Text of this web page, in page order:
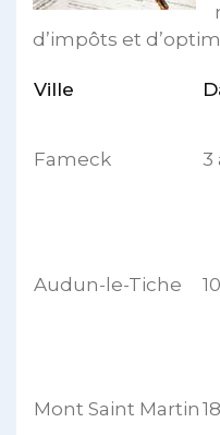
d’impôts et
Ville
Fameck 3
Audun-le-Tiche
Mont Saint Martin